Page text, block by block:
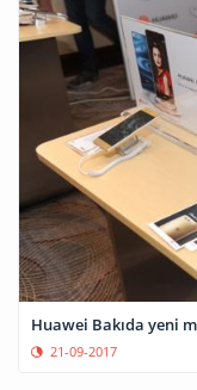
21-09-2017